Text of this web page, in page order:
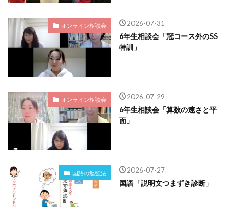
オンライン相談会 2026-07-31
6年生相談会「冠コース外のSS
特訓」
オンライン相談会 2026-07-29
6年生相談会「算数の速さと平
面」
国語の勉強法 2026-07-27
国語「説明文つまずき診断」